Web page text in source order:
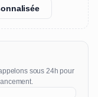
sous 24h pour